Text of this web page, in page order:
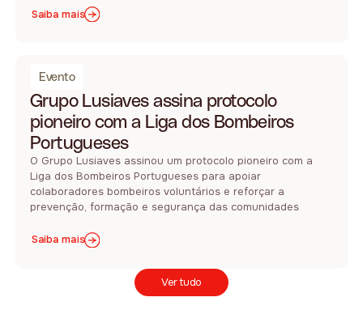
Saiba mais
Evento
Grupo Lusiaves assina protocolo
pioneiro com a Liga dos Bombeiros
Portugueses
O Grupo Lusiaves assinou um protocolo pioneiro com a
Liga dos Bombeiros Portugueses para apoiar
colaboradores bombeiros voluntários e reforçar a
prevenção, formação e segurança das comunidades
Saiba mais
Ver tudo